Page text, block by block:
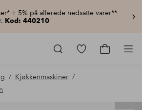
+ 5% på allerede nedsatte varer**
Kod: 440210
Gå
Gå
Kjøkkenmaskiner